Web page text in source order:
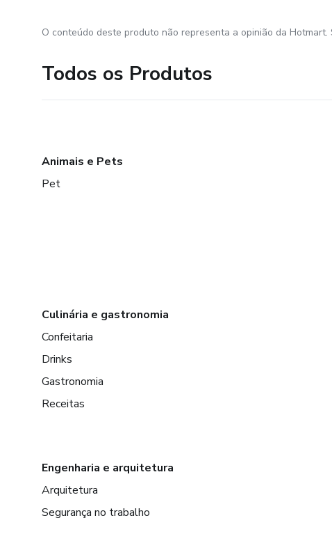
O conteúdo deste produto não representa a opinião da Hotmart.
Todos os Produtos
Animais e Pets
Pet
Culinária e gastronomia
Confeitaria
Drinks
Gastronomia
Receitas
Engenharia e arquitetura
Arquitetura
Segurança no trabalho